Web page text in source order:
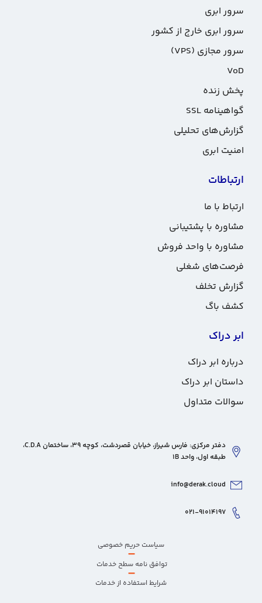
سرور ابری
سرور ابری خارج از کشور
سرور مجازی (VPS)
VoD
پخش زنده
گواهینامه SSL
گزارش‌های تحلیلی
امنیت ابری
ارتباطات
ارتباط با ما
مشاوره با پشتیبانی
مشاوره با واحد فروش
فرصت‌های شغلی
گزارش تخلف
کشف باگ
ابر دراک
درباره ابر دراک
داستان ابر دراک
سوالات متداول
دفتر مرکزی: فارس شیراز، خیابان قصردشت، کوچه 39، ساختمان C.D.A،
طبقه اول، واحد 1B
info@derak.cloud
۰۲۱-۹۱۰۱۴۱۹۷
سیاست حریم خصوصی
–
توافق نامه سطح خدمات
–
شرایط استفاده از خدمات